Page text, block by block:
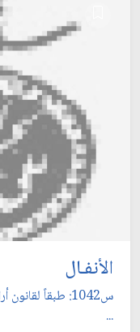
الأنفـال
...